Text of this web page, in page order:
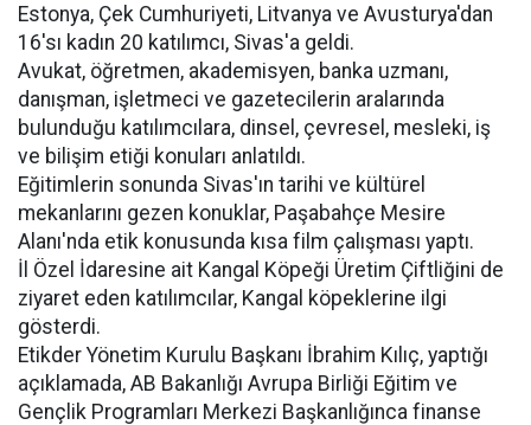
Estonya, Çek Cumhuriyeti, Litvanya ve Avusturya'dan
16'sı kadın 20 katılımcı, Sivas'a geldi.
Avukat, öğretmen, akademisyen, banka uzmanı,
danışman, işletmeci ve gazetecilerin aralarında
bulunduğu katılımcılara, dinsel, çevresel, mesleki, iş
ve bilişim etiği konuları anlatıldı.
Eğitimlerin sonunda Sivas'ın tarihi ve kültürel
mekanlarını gezen konuklar, Paşabahçe Mesire
Alanı'nda etik konusunda kısa film çalışması yaptı.
İl Özel İdaresine ait Kangal Köpeği Üretim Çiftliğini de
ziyaret eden katılımcılar, Kangal köpeklerine ilgi
gösterdi.
Etikder Yönetim Kurulu Başkanı İbrahim Kılıç, yaptığı
açıklamada, AB Bakanlığı Avrupa Birliği Eğitim ve
Gençlik Programları Merkezi Başkanlığınca finanse